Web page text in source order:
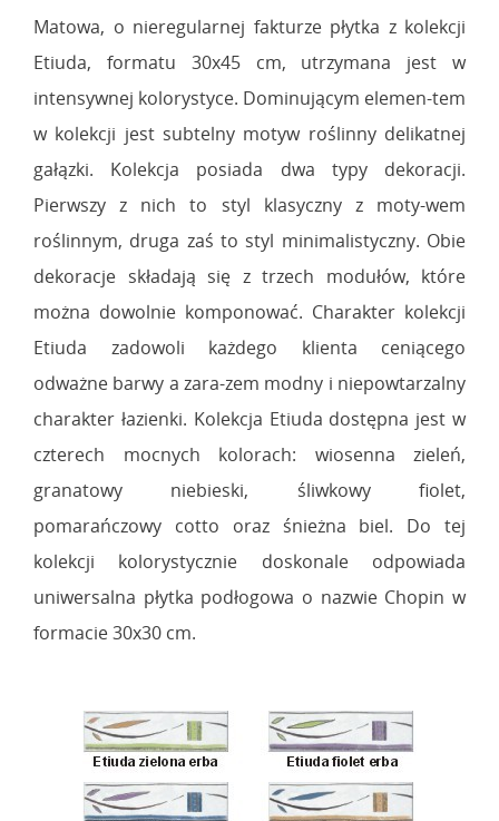
Matowa, o nieregularnej fakturze płytka z kolekcji
Etiuda, formatu 30x45 cm, utrzymana jest w
intensywnej kolorystyce. Dominującym elemen-tem
w kolekcji jest subtelny motyw roślinny delikatnej
gałązki. Kolekcja posiada dwa typy dekoracji.
Pierwszy z nich to styl klasyczny z moty-wem
roślinnym, druga zaś to styl minimalistyczny. Obie
dekoracje składają się z trzech modułów, które
można dowolnie komponować. Charakter kolekcji
Etiuda zadowoli każdego klienta ceniącego
odważne barwy a zara-zem modny i niepowtarzalny
charakter łazienki. Kolekcja Etiuda dostępna jest w
czterech mocnych kolorach: wiosenna zieleń,
granatowy niebieski, śliwkowy fiolet,
pomarańczowy cotto oraz śnieżna biel. Do tej
kolekcji kolorystycznie doskonale odpowiada
uniwersalna płytka podłogowa o nazwie Chopin w
formacie 30x30 cm.